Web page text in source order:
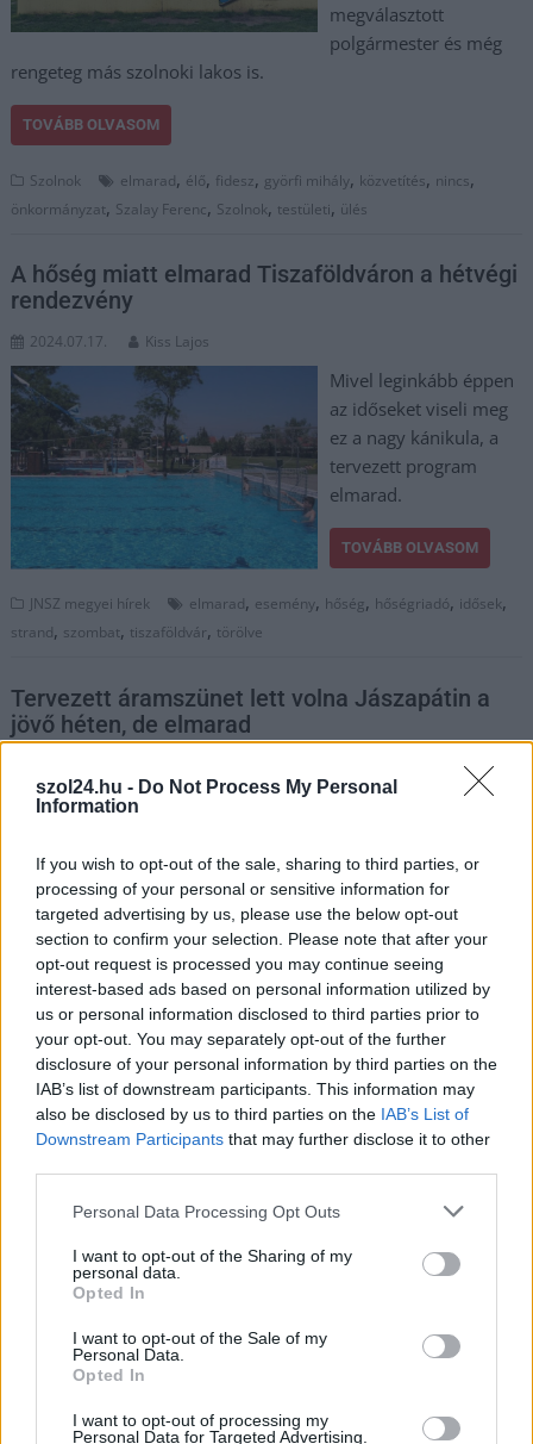
szol24.hu - Do Not Process My Personal
Information
If you wish to opt-out of the sale, sharing to third parties, or
processing of your personal or sensitive information for
targeted advertising by us, please use the below opt-out
section to confirm your selection. Please note that after your
opt-out request is processed you may continue seeing
interest-based ads based on personal information utilized by
us or personal information disclosed to third parties prior to
your opt-out. You may separately opt-out of the further
disclosure of your personal information by third parties on the
IAB’s list of downstream participants. This information may
also be disclosed by us to third parties on the IAB’s List of
Downstream Participants that may further disclose it to other
Please note that this website/app uses one or more Google
not limited to your visit or usage behaviour. You may click to
grant or deny consent to Google and its third-party tags to
use your data for below specified purposes in below Google
consent section.
Personal Data Processing Opt Outs
I want to opt-out of the Sharing of my
personal data.
Opted In
I want to opt-out of the Sale of my
Personal Data.
Opted In
I want to opt-out of processing my
Personal Data for Targeted Advertising.
megválasztott
polgármester és még
rengeteg más szolnoki lakos is.
TOVÁBB OLVASOM
Szolnok elmarad, élő, fidesz, györfi mihály, közvetítés, nincs,
önkormányzat, Szalay Ferenc, Szolnok, testületi, ülés
A hőség miatt elmarad Tiszaföldváron a hétvégi
rendezvény
2024.07.17. Kiss Lajos
Mivel leginkább éppen
az időseket viseli meg
ez a nagy kánikula, a
tervezett program
elmarad.
TOVÁBB OLVASOM
JNSZ megyei hírek elmarad, esemény, hőség, hőségriadó, idősek,
strand, szombat, tiszaföldvár, törölve
Tervezett áramszünet lett volna Jászapátin a
jövő héten, de elmarad
Egyelőre csak annyi
technikai okok miatt
máskor végzik el a
tervezett
karbantartásokat, de
valószínűsíthető, hogy
a Jászságot sújtó,
csütörtök óta tartó időszakos áramszünet lehet az oka.
TOVÁBB OLVASOM
JNSZ megyei hírek áramszünet,elmarad,Jász-Nagykun-Szolnok
megye,Jászapáti,technikai ok
háború miatt
2023.06.02.
Meglepő módon az
mondatból. Idén ne